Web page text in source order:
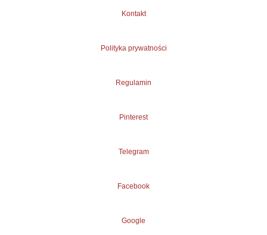
Kontakt
Polityka prywatności
Regulamin
Pinterest
Telegram
Facebook
Google